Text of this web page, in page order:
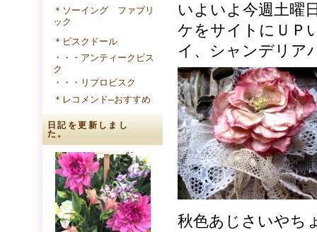
＊ソーイング ファブリ
ック
＊ビスクドール
・・・アンティークビス
ク
・・・リプロビスク
＊レコメンド―おすすめ
日記を更新しまし
た。
いよいよ今週土曜
ケをサイトにＵＰ
イ、シャンデリア
秋色あじさいやち